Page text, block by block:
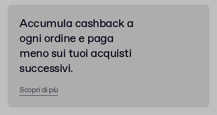
Accumula cashback a
ogni ordine e paga
meno sui tuoi acquisti
successivi.
Scopri di più